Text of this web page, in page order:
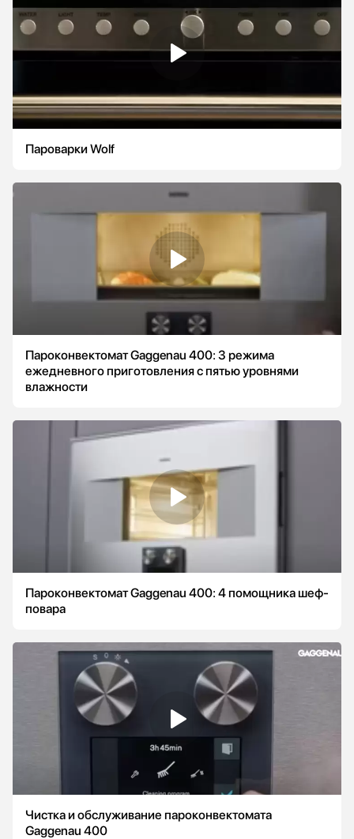
Пароварки Wolf
Пароконвектомат Gaggenau 400: 3 режима
ежедневного приготовления с пятью уровнями
влажности
Пароконвектомат Gaggenau 400: 4 помощника шеф-
повара
Чистка и обслуживание пароконвектомата
Gaggenau 400